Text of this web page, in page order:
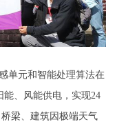
单元和智能处理算法在
、风能供电，实现24
梁、建筑因极端天气